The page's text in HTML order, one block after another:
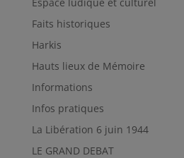
Faits historiques
Harkis
Hauts lieux de Mémoire
Informations
Infos pratiques
La Libération 6 juin 1944
LE GRAND DEBAT